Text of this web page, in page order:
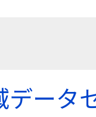
データ